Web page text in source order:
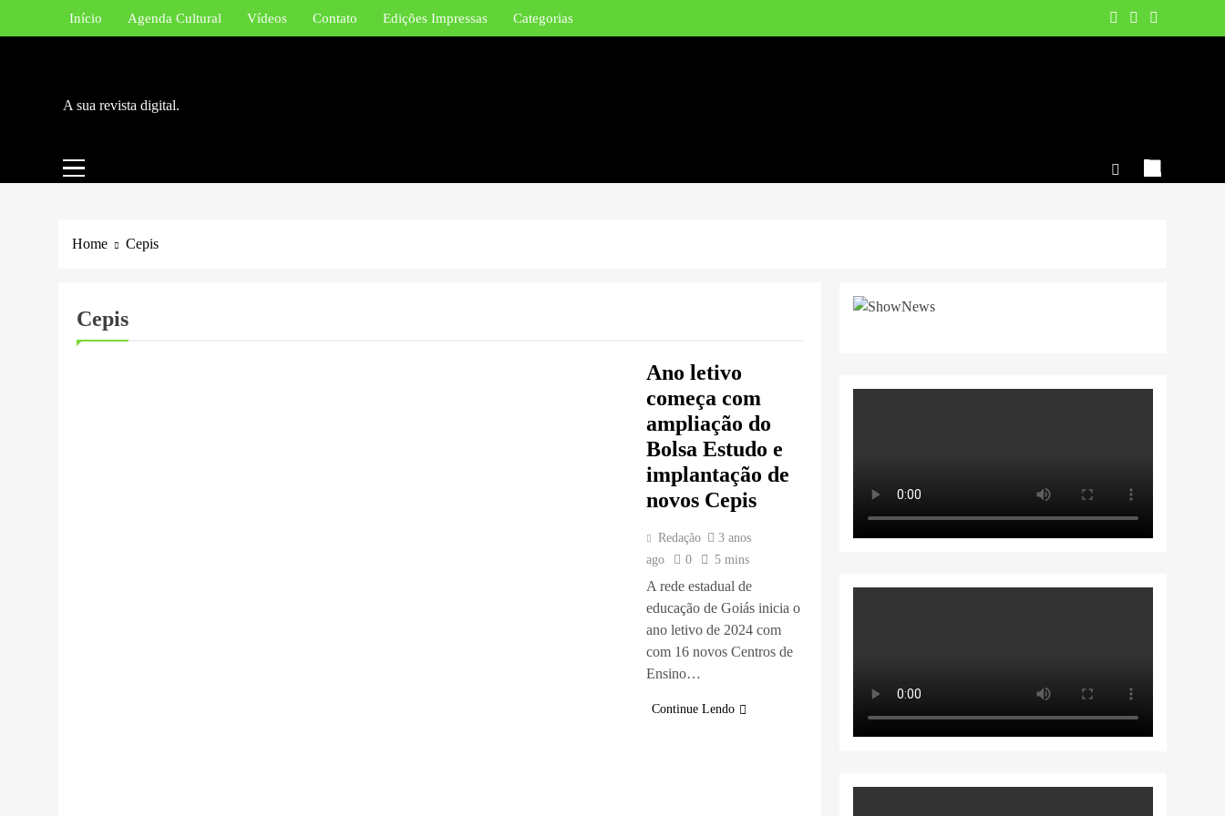
Início Agenda Cultural Vídeos Contato Edições Impressas Categorias
A sua revista digital.
Home Cepis
Cepis
Ano letivo
começa com
ampliação do
Bolsa Estudo e
implantação de
novos Cepis
Redação
3 anos
ago
0 5 mins
A rede estadual de
educação de Goiás inicia o
ano letivo de 2024 com
com 16 novos Centros de
Ensino…
Continue Lendo